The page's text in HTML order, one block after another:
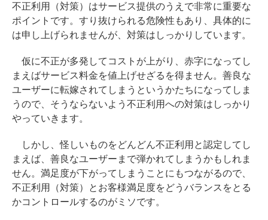
不正利用（対策）はサービス提供のうえで非常に重要な
ポイントです。すり抜けられる危険性もあり、具体的に
は申し上げられませんが、対策はしっかりしています。
仮に不正が多発してコストが上がり、赤字になってし
まえばサービス料金を値上げせざるを得ません。善良な
ユーザーに転嫁されてしまうというかたちになってしま
うので、そうならないよう不正利用への対策はしっかり
やっていきます。
しかし、怪しいものをどんどん不正利用と認定してし
まえば、善良なユーザーまで弾かれてしまうかもしれま
せん。満足度が下がってしまうことにもつながるので、
不正利用（対策）とお客様満足度をどうバランスをとる
かコントロールするのがミソです。